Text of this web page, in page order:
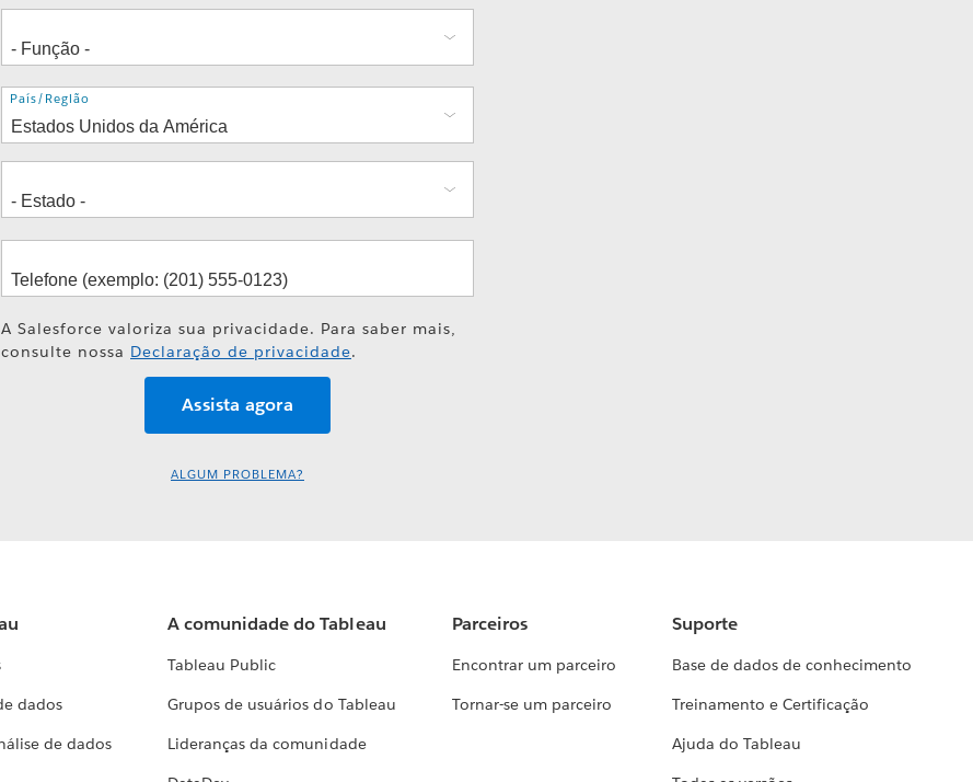
Endereço
País/Região
A Salesforce valoriza sua privacidade. Para saber mais,
consulte nossa Declaração de privacidade.
ALGUM PROBLEMA?
dados
de dados
A comunidade do Tableau
Tableau Public
Grupos de usuários do Tableau
Lideranças da comunidade
Parceiros
Encontrar um parceiro
Tornar-se um parceiro
Suporte
Base de dados de conhecimento
Treinamento e Certificação
Ajuda do Tableau